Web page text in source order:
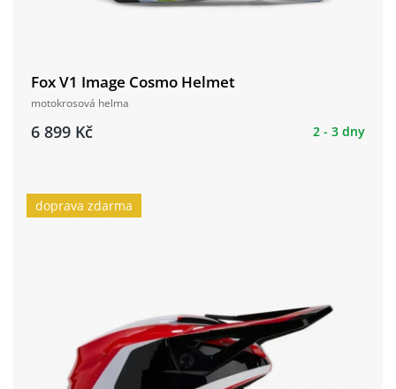
Fox V1 Image Cosmo Helmet
motokrosová helma
6 899 Kč 2 - 3 dny
doprava zdarma